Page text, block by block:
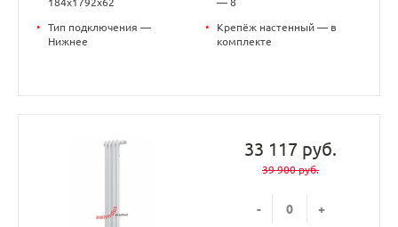
•
Тип подключения —
Нижнее
•
Крепёж настенный — в
комплекте
33 117 руб.
39 900 руб.
- +